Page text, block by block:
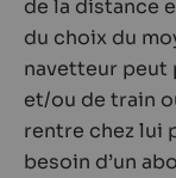
de la distance
du choix du
navetteur peut
et/ou de train
rentre chez lui
besoin d’un